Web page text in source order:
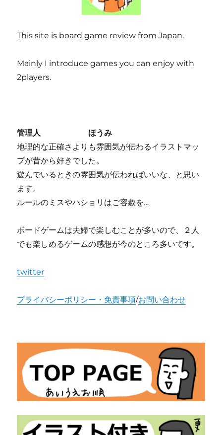
This site is board game review from Japan.
Mainly I introduce games you can enjoy with
2players.
管理人 ほうみ
地理的な正確さよりも雰囲気が伝わるイラストマッ
プが昔から好きでした。
遊んでいるときの雰囲気が伝わればいいな、と思い
ます。
ルールのミスやハショリはご容赦を…
ボードゲームは夫婦で楽しむことが多いので、２人
でも楽しめるゲームの感想が今のところ多いです。
twitter
プライバシーポリシー・免責事項/お問い合わせ